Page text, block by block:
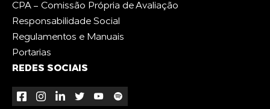
CPA - Comissão Própria de Avaliação
Responsabilidade Social
Regulamentos e Manuais
Portarias
REDES SOCIAIS